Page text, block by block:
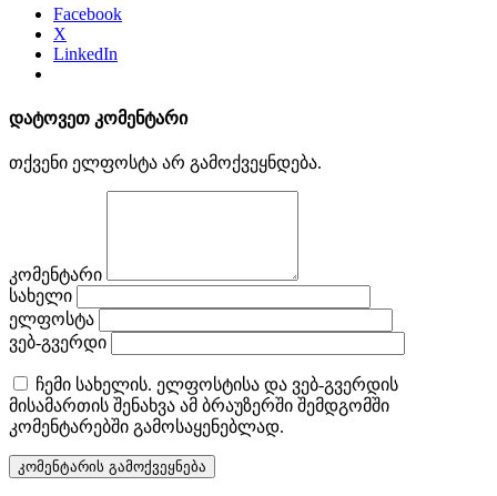
Facebook
X
LinkedIn
დატოვეთ კომენტარი
თქვენი ელფოსტა არ გამოქვეყნდება.
კომენტარი
სახელი
ელფოსტა
ვებ-გვერდი
ჩემი სახელის. ელფოსტისა და ვებ-გვერდის
მისამართის შენახვა ამ ბრაუზერში შემდგომში
კომენტარებში გამოსაყენებლად.